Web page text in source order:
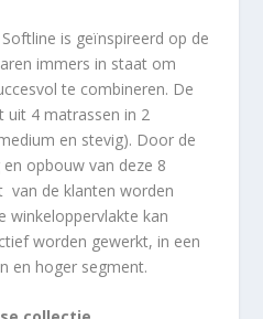
is geïnspireerd op de
immers in staat om
te combineren. De
uit 4 matrassen in 2
en stevig). Door de
opbouw van deze 8
van de klanten worden
winkeloppervlakte kan
worden gewerkt, in een
en hoger segment.